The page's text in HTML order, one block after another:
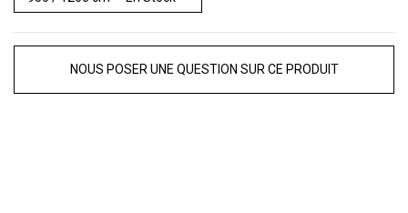
NOUS POSER UNE QUESTION SUR CE PRODUIT